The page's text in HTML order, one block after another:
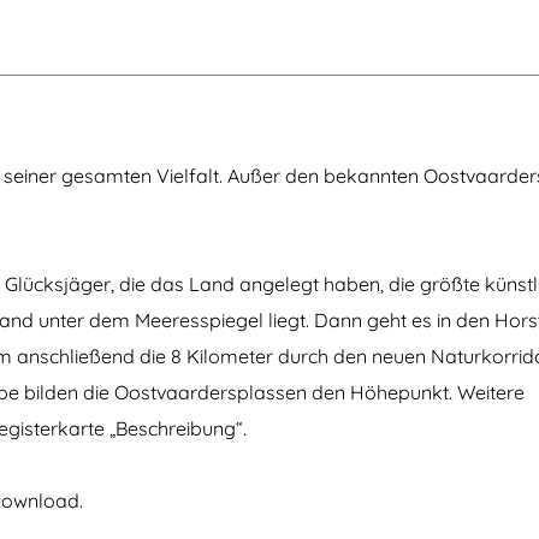
e
n
h
a
d
–
O
s
gesamten Vielfalt. Außer den bekannten
die das Land angelegt haben, die größte
unter dem Meeresspiegel liegt. Dann geht es in den
die 8 Kilometer durch den neuen
bilden die Oostvaardersplassen den Höhepunkt. Weitere
„Beschreibung“.